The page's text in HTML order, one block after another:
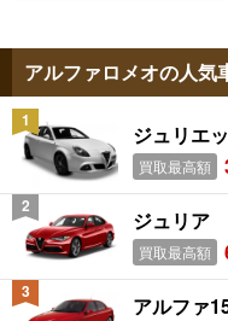
アルファロメオの人気
ジュリエ
買取最高額
ジュリア
買取最高額
アルファ